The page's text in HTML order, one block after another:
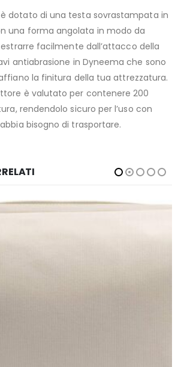
dotato di una testa sovrastampata in
una forma angolata in modo da
facilmente dall’attacco della
antiabrasione in Dyneema che sono
la finitura della tua attrezzatura.
è valutato per contenere 200
rendendolo sicuro per l’uso con
bisogno di trasportare.